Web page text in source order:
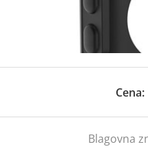
Cena:
Blagovna